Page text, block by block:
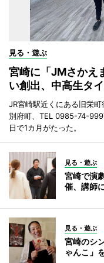
見る・遊ぶ
宮崎に「JMさか
い創出、中高生タ
JR宮崎駅近くにある旧栄
別府町、TEL 0985-74-
日で1カ月がたった。
見る・遊ぶ
宮崎で演
催、講師
見る・遊ぶ
宮崎のシ
ゃんこ」